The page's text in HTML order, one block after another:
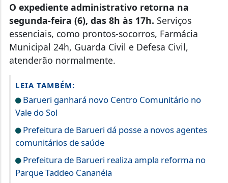
O expediente administrativo retorna na
segunda-feira (6), das 8h às 17h. Serviços
essenciais, como prontos-socorros, Farmácia
Municipal 24h, Guarda Civil e Defesa Civil,
atenderão normalmente.
LEIA TAMBÉM:
Barueri ganhará novo Centro Comunitário no
Vale do Sol
Prefeitura de Barueri dá posse a novos agentes
comunitários de saúde
Prefeitura de Barueri realiza ampla reforma no
Parque Taddeo Cananéia